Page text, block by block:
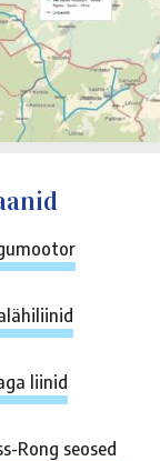
liinid
Rong seosed